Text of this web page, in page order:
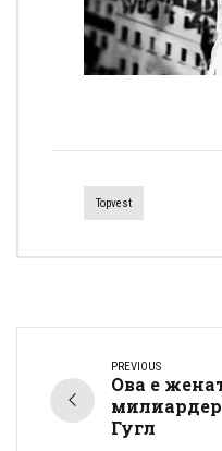
Topvest
PREVIOUS
Ова е
Гугл